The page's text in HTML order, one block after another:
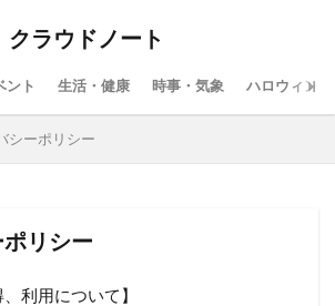
クラウドノート
ント 生活・健康 時事・気象 ハロウィン
シーポリシー
リシー
利用について】